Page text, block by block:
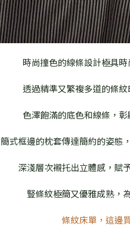
時尚撞色的線條設計極具
透過精準又繁複多道的條
色澤飽滿的底色和線條，
簡式框邊的枕套傳達簡約的姿態
深淺層次襯托出立體感，賦
豎條紋極簡又優雅成熟，
條紋床單，這邊